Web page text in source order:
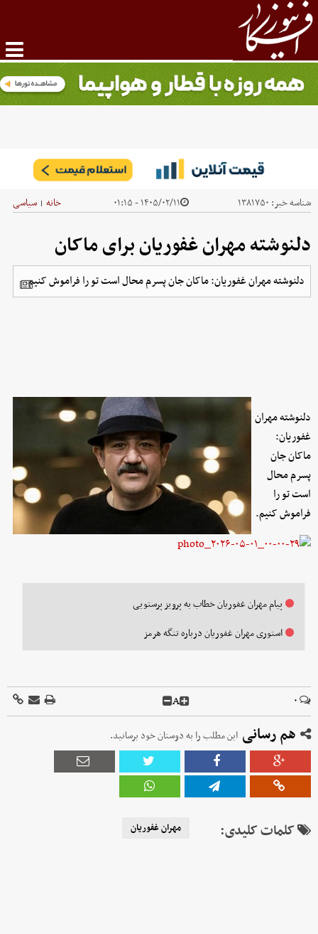
شناسه خبر: ۱۳۸۱۷۵۰ ۱۴۰۵/۰۲/۱۱ - ۰۱:۱۵ خانه | سیاسی
دلنوشته مهران غفوریان برای ماکان
دلنوشته مهران غفوریان: ماکان جان پسرم محال است تو را فراموش کنیم.
دلنوشته مهران
غفوریان:
ماکان جان
پسرم محال
است تو را
فراموش کنیم.
پیام مهران غفوریان خطاب به پرویز پرستویی
استوری مهران غفوریان درباره تنگه هرمز
۰ A
هم رسانی این مطلب را به دوستان خود برسانید.
کلمات کلیدی: ‌مهران غفوریان‌